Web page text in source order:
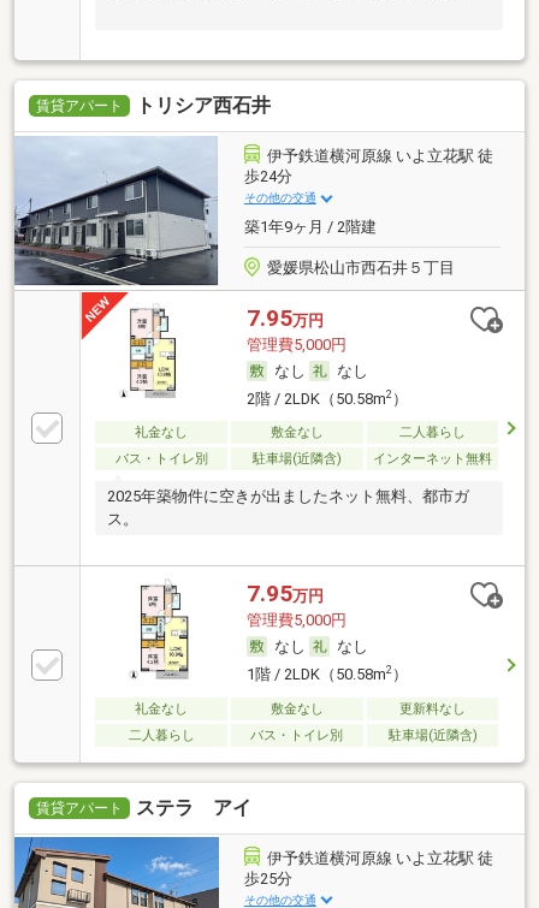
賃貸アパート トリシア西石井
伊予鉄道横河原線 いよ立花駅 徒
歩24分
その他の交通
築1年9ヶ月 / 2階建
愛媛県松山市西石井５丁目
7.95万円
管理費5,000円
なし
なし
2階 / 2LDK（50.58m2）
礼金なし 敷金なし
二人暮らし
バス・トイレ別
駐車場(近隣含) インターネット無料
2025年築物件に空きが出ましたネット無料、都市ガ
ス。
7.95万円
管理費5,000円
なし
なし
1階 / 2LDK（50.58m2）
礼金なし 敷金なし
更新料なし
二人暮らし
バス・トイレ別 駐車場(近隣含)
賃貸アパート ステラ アイ
伊予鉄道横河原線 いよ立花駅 徒
歩25分
その他の交通